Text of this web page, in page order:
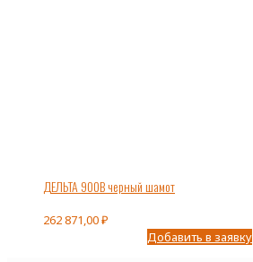
ДЕЛЬТА 900В черный шамот
262 871,00₽
Добавить в заявку